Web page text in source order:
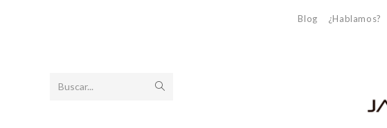
Blog ¿Hablamos?
Buscar...